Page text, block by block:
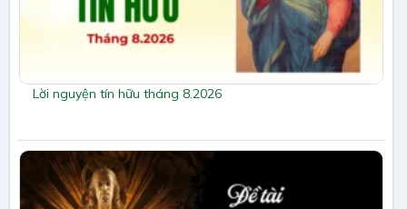
Lời nguyện tín hữu tháng 8.2026